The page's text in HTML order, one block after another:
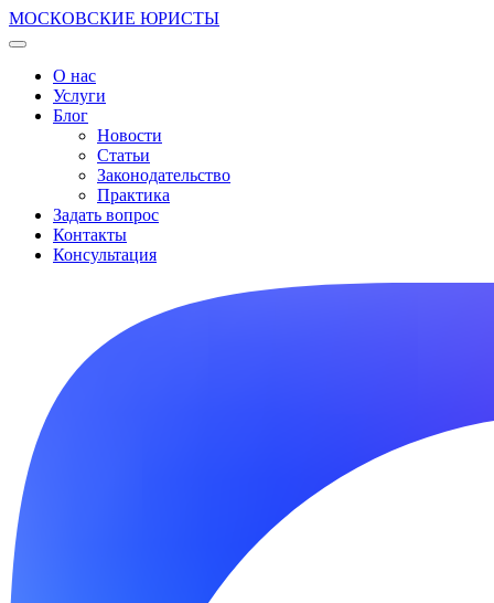
МОСКОВСКИЕ ЮРИСТЫ
О нас
Услуги
Блог
Новости
Статьи
Законодательство
Практика
Задать вопрос
Контакты
Консультация